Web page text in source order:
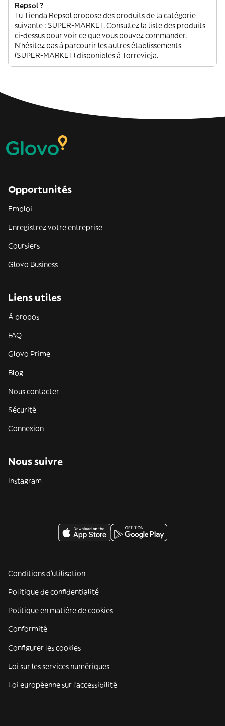
Repsol ?
Tu Tienda Repsol propose des produits de la catégorie
suivante : SUPER-MARKET. Consultez la liste des produits
ci-dessus pour voir ce que vous pouvez commander.
N'hésitez pas à parcourir les autres établissements
(SUPER-MARKET) disponibles à Torrevieja.
Opportunités
Emploi
Enregistrez votre entreprise
Coursiers
Glovo Business
Liens utiles
À propos
FAQ
Glovo Prime
Blog
Nous contacter
Sécurité
Connexion
Nous suivre
Instagram
Conditions d'utilisation
Politique de confidentialité
Politique en matière de cookies
Conformité
Configurer les cookies
Loi sur les services numériques
Loi européenne sur l’accessibilité